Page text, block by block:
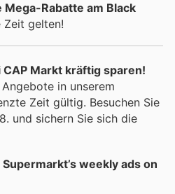
Rabatte am Black
Zeit gelten!
Markt kräftig sparen!
in unserem
Zeit gültig. Besuchen Sie
und sichern Sie sich die
weekly ads on